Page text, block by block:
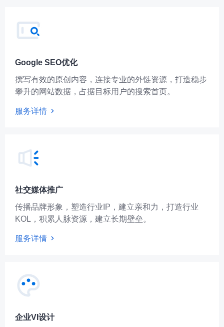
Google SEO优化
撰写有效的原创内容，连接专业的外链资源，打造稳步
攀升的网站数据，占据目标用户的搜索首页。
服务详情
社交媒体推广
传播品牌形象，塑造行业IP，建立亲和力，打造行业
KOL，积累人脉资源，建立长期壁垒。
服务详情
企业VI设计